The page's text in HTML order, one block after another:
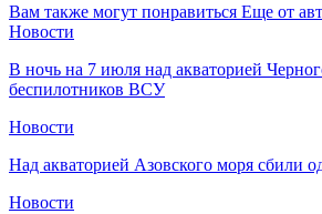
Вам также могут понравиться Еще от
Новости
В ночь на 7 июля над акваторией
беспилотников ВСУ
Новости
Над акваторией Азовского моря
Новости